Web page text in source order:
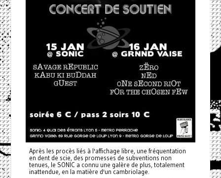
Après les procès liés à l'affichage libre, une fréquentation
en dent de scie, des promesses de subventions non
tenues, le SONIC a connu une galère de plus, totalement
inattendue, en la matière d'un cambriolage.